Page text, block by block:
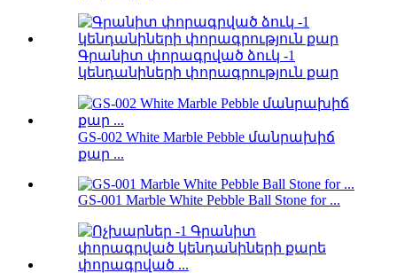
Գրանիտ փորագրված ձուկ -1
կենդանիների փորագրություն քար
GS-002 White Marble Pebble մանրախիճ
քար ...
GS-001 Marble White Pebble Ball Stone for ...